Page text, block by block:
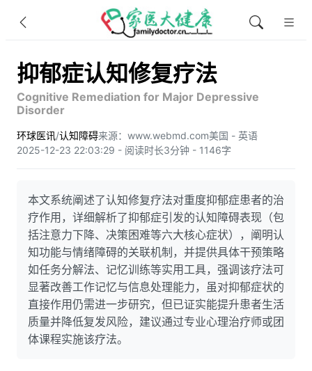
抑郁症认知修复疗法
Cognitive Remediation for Major Depressive
Disorder
环球医讯/认知障碍来源：www.webmd.com美国 - 英语
2025-12-23 22:03:29 - 阅读时长3分钟 - 1146字
本文系统阐述了认知修复疗法对重度抑郁症患者的治
疗作用，详细解析了抑郁症引发的认知障碍表现（包
括注意力下降、决策困难等六大核心症状），阐明认
知功能与情绪障碍的关联机制，并提供具体干预策略
如任务分解法、记忆训练等实用工具，强调该疗法可
显著改善工作记忆与信息处理能力，虽对抑郁症状的
直接作用仍需进一步研究，但已证实能提升患者生活
质量并降低复发风险，建议通过专业心理治疗师或团
体课程实施该疗法。